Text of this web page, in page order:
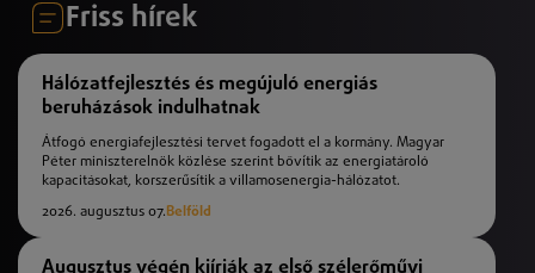
Friss hírek
Hálózatfejlesztés és megújuló energiás
beruházások indulhatnak
Átfogó energiafejlesztési tervet fogadott el a kormány. Magyar
Péter miniszterelnök közlése szerint bővítik az energiatároló
kapacitásokat, korszerűsítik a villamosenergia-hálózatot.
2026. augusztus 07.Belföld
Augusztus végén kiírják az első szélerőművi